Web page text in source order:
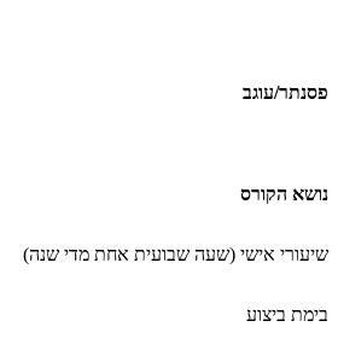
פסנתר/עוגב
נושא הקורס
שיעורי אישי (שעה שבועית אחת מדי שנה(
בימת ביצוע